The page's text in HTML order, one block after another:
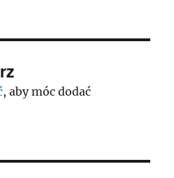
, aby móc dodać